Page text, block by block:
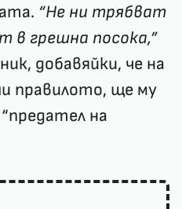
“Не ни трябват
в грешна посока,”
добавяйки, че на
правилото, ще му
на